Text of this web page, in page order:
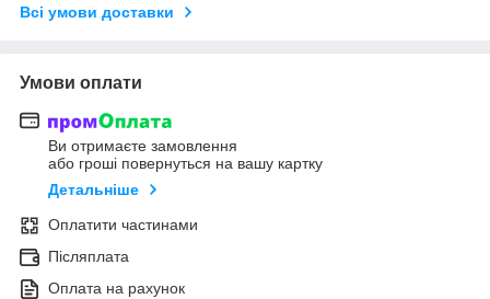
Всі умови доставки
Умови оплати
Ви отримаєте замовлення
або гроші повернуться на вашу картку
Детальніше
Оплатити частинами
Післяплата
Оплата на рахунок